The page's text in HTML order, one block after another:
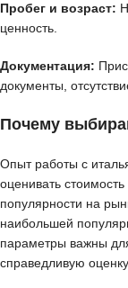
Пробег и возраст:
ценность.
Документация:
документы,
Почему
Опыт работы с
оценивать
популярности на
наибольшей
параметры важны
справедливую оценку.